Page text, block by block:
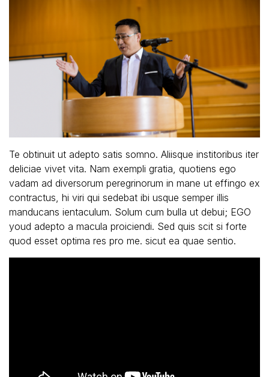
Te obtinuit ut adepto satis somno. Aliisque institoribus iter
deliciae vivet vita. Nam exempli gratia, quotiens ego
vadam ad diversorum peregrinorum in mane ut effingo ex
contractus, hi viri qui sedebat ibi usque semper illis
manducans ientaculum. Solum cum bulla ut debui; EGO
youd adepto a macula proiciendi. Sed quis scit si forte
quod esset optima res pro me. sicut ea quae sentio.